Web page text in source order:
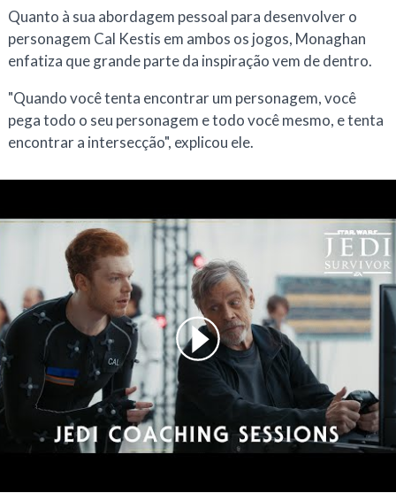
Quanto à sua abordagem pessoal para desenvolver o
personagem Cal Kestis em ambos os jogos, Monaghan
enfatiza que grande parte da inspiração vem de dentro.
"Quando você tenta encontrar um personagem, você
pega todo o seu personagem e todo você mesmo, e tenta
encontrar a intersecção", explicou ele.